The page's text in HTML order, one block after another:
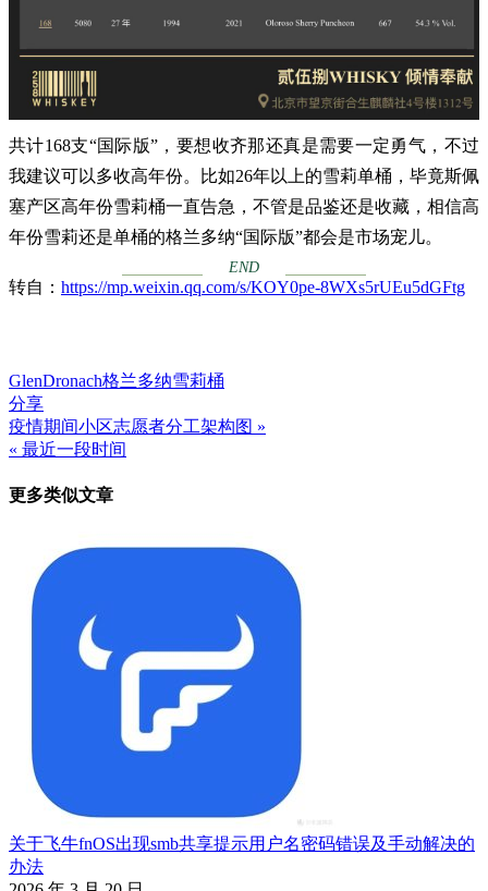
共计168支“国际版”，要想收齐那还真是需要一定勇气，不过
我建议可以多收高年份。比如26年以上的雪莉单桶，毕竟斯佩
塞产区高年份雪莉桶一直告急，不管是品鉴还是收藏，相信高
年份雪莉还是单桶的格兰多纳“国际版”都会是市场宠儿。
END
转自： https://mp.weixin.qq.com/s/KOY0pe-8WXs5rUEu5dGFtg
GlenDronach格兰多纳雪莉桶
分享
文
导
疫情期间小区志愿者分工架构图 »
« 最近一段时间
更多类似文章
关于飞牛fnOS出现smb共享提示用户名密码错误及手动解决的
办法